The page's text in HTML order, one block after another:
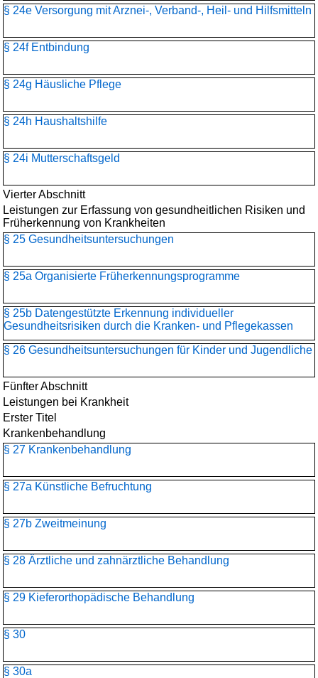
§ 24e Versorgung mit Arznei-, Verband-, Heil- und Hilfsmitteln
§ 24f Entbindung
§ 24g Häusliche Pflege
§ 24h Haushaltshilfe
§ 24i Mutterschaftsgeld
Vierter Abschnitt
Leistungen zur Erfassung von gesundheitlichen Risiken und
Früherkennung von Krankheiten
§ 25 Gesundheitsuntersuchungen
§ 25a Organisierte Früherkennungsprogramme
§ 25b Datengestützte Erkennung individueller
Gesundheitsrisiken durch die Kranken- und Pflegekassen
§ 26 Gesundheitsuntersuchungen für Kinder und Jugendliche
Fünfter Abschnitt
Leistungen bei Krankheit
Erster Titel
Krankenbehandlung
§ 27 Krankenbehandlung
§ 27a Künstliche Befruchtung
§ 27b Zweitmeinung
§ 28 Ärztliche und zahnärztliche Behandlung
§ 29 Kieferorthopädische Behandlung
§ 30
§ 30a